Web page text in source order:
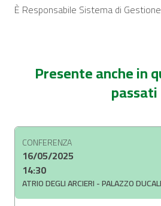
È Responsabile Sistema di
Presente anche in
passati
CONFERENZA
16/05/2025
14:30
ATRIO DEGLI ARCIERI - PALAZZO